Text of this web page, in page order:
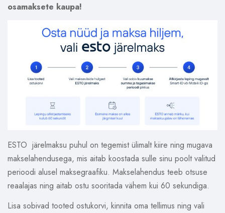
osamaksete kaupa!
ESTO järelmaksu puhul on tegemist ülimalt kiire ning mugava
makselahendusega, mis aitab koostada sulle sinu poolt valitud
perioodi alusel maksegraafiku. Makselahendus teeb otsuse
reaalajas ning aitab ostu sooritada vähem kui 60 sekundiga.
Lisa sobivad tooted ostukorvi, kinnita oma tellimus ning vali